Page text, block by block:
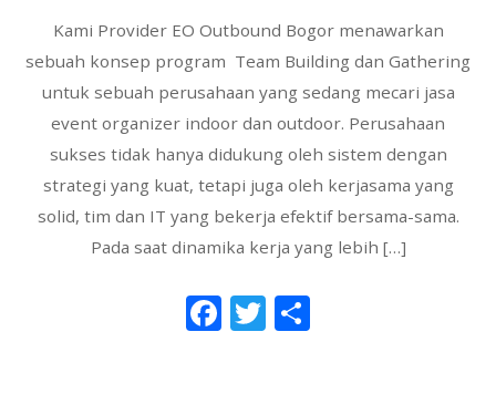
Kami Provider EO Outbound Bogor menawarkan
sebuah konsep program Team Building dan Gathering
untuk sebuah perusahaan yang sedang mecari jasa
event organizer indoor dan outdoor. Perusahaan
sukses tidak hanya didukung oleh sistem dengan
strategi yang kuat, tetapi juga oleh kerjasama yang
solid, tim dan IT yang bekerja efektif bersama-sama.
Pada saat dinamika kerja yang lebih […]
F T